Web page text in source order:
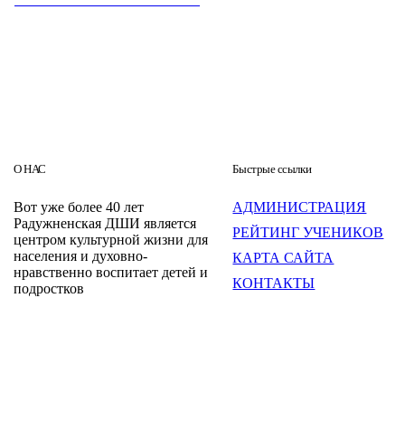
О НАС
Вот уже более 40 лет
Радужненская ДШИ является
центром культурной жизни для
населения и духовно-
нравственно воспитает детей и
подростков
Быстрые ссылки
АДМИНИСТРАЦИЯ
РЕЙТИНГ УЧЕНИКОВ
КАРТА САЙТА
КОНТАКТЫ